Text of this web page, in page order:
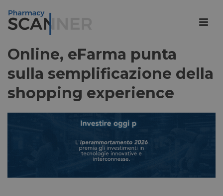
Online, eFarma punta
sulla semplificazione della
shopping experience